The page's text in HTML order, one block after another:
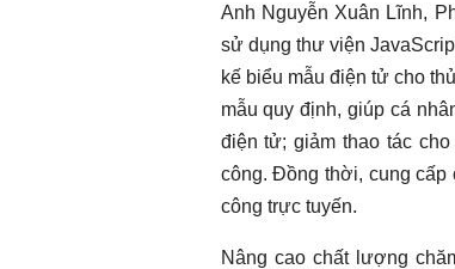
Anh Nguyễn Xuân Lĩnh,
sử dụng thư viện
kế biểu mẫu điện tử cho
mẫu quy định, giúp cá
điện tử; giảm thao tác
công. Đồng thời, cung
công trực tuyến.
Nâng cao chất lượng